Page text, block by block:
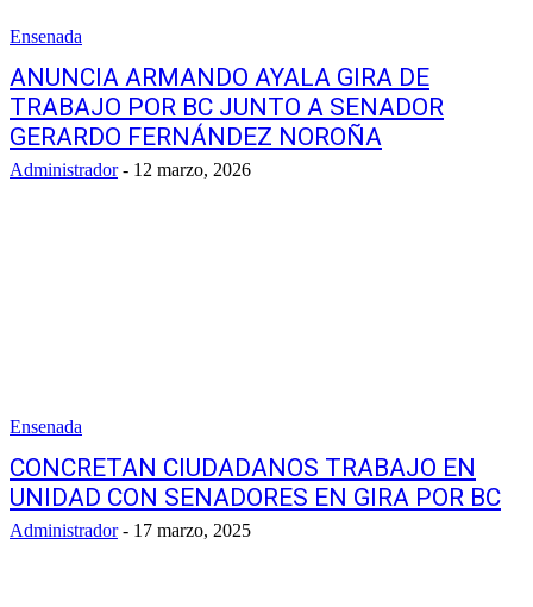
Ensenada
ANUNCIA ARMANDO AYALA GIRA DE
TRABAJO POR BC JUNTO A SENADOR
GERARDO FERNÁNDEZ NOROÑA
Administrador - 12 marzo, 2026
Ensenada
CONCRETAN CIUDADANOS TRABAJO EN
UNIDAD CON SENADORES EN GIRA POR BC
Administrador - 17 marzo, 2025